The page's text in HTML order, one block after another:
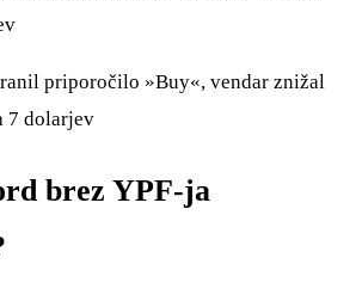
priporočilo »Buy«, vendar znižal
7 dolarjev
brez YPF-ja